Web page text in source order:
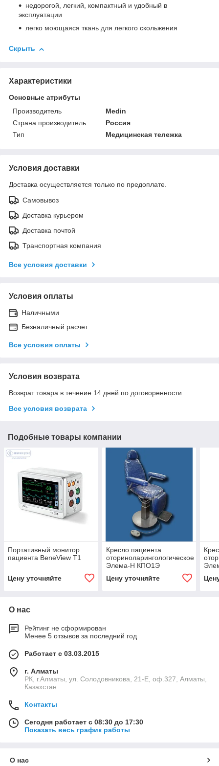
недорогой, легкий, компактный и удобный в
эксплуатации
легко моющаяся ткань для легкого скольжения
Скрыть
Характеристики
Основные атрибуты
Производитель
Medin
Страна производитель
Россия
Тип
Медицинская тележка
Условия доставки
Доставка осуществляется только по предоплате.
Самовывоз
Доставка курьером
Доставка почтой
Транспортная компания
Все условия доставки
Условия оплаты
Наличными
Безналичный расчет
Все условия оплаты
Условия возврата
Возврат товара в течение 14 дней по договоренности
Все условия возврата
Подобные товары компании
Портативный монитор
пациента BeneView T1
Цену уточняйте
Кресло пациента
оториноларингологическое
Элема-Н КПО1Э
Цену уточняйте
О нас
Рейтинг не сформирован
Менее 5 отзывов за последний год
Работает с 03.03.2015
г. Алматы
РК, г.Алматы, ул. Солодовникова, 21-Е, оф.327, Алматы,
Казахстан
Контакты
Сегодня работает с 08:30 до 17:30
Показать весь график работы
О нас